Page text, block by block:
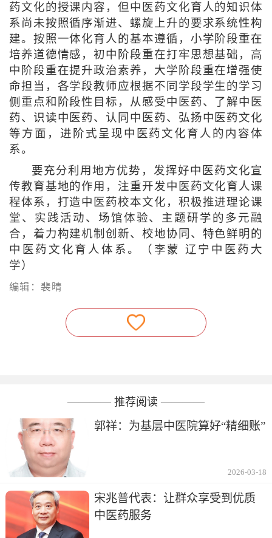
药文化的授课内容，但中医药文化育人的知识体
系尚未按照循序渐进、螺旋上升的要求系统性构
建。按照一体化育人的基本遵循，小学阶段重在
培养道德情感，初中阶段重在打牢思想基础，高
中阶段重在提升政治素养，大学阶段重在增强使
命担当，各学段教师应根据不同学段学生的学习
侧重点和阶段性目标，从感受中医药、了解中医
药、识读中医药、认同中医药、弘扬中医药文化
等方面，进阶式呈现中医药文化育人的内容体
系。
要充分利用地方优势，发挥好中医药文化宣
传教育基地的作用，注重开发中医药文化育人课
程体系，打造中医药校本文化，积极推进理论课
堂、实践活动、场馆体验、主题研学的多元融
合，着力构建机制创新、校地协同、特色鲜明的
中医药文化育人体系。（李蒙 辽宁中医药大
学）
编辑：裴晴
———— 推荐阅读 ————
郭祥：为基层中医院算好“精细账”
2026-03-18
宋兆普代表：让群众享受到优质
中医药服务